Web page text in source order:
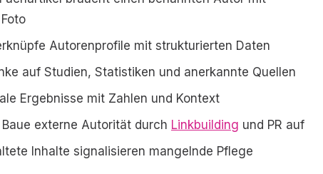
Autorenprofile mit strukturierten Daten
auf Studien, Statistiken und anerkannte Quellen
Ergebnisse mit Zahlen und Kontext
Baue externe Autorität durch Linkbuilding und PR auf
Inhalte signalisieren mangelnde Pflege